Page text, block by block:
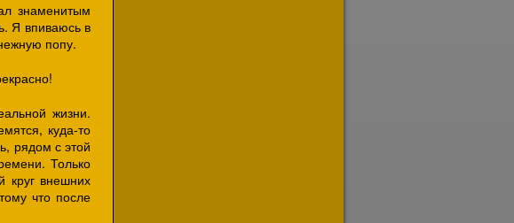
знаменитым
Я впиваюсь в
попу.
жизни.
куда-то
рядом с этой
Только
круг внешних
что после